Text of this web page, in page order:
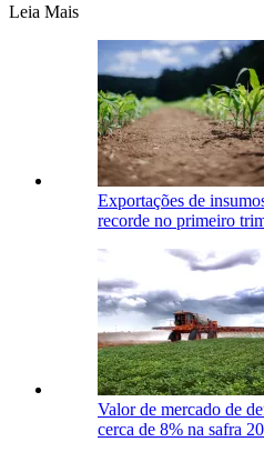
Leia Mais
Exportações de
recorde no primeiro
Valor de mercado de
cerca de 8% na safra